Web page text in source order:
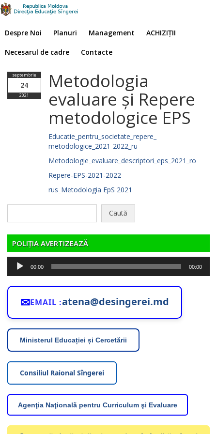
Despre Noi Planuri Management ACHIZIȚII
Necesarul de cadre Contacte
septembrie
24
2021
Metodologia
evaluare și Repere
metodologice EPS
Educatie_pentru_societate_repere_
metodologice_2021-2022_ru
Metodologie_evaluare_descriptori_eps_2021_ro
Repere-EPS-2021-2022
rus_Metodologia EpS 2021
POLIȚIA AVERTIZEAZĂ
Player
audio
00:00 00:00
✉EMAIL :atena@desingerei.md
Ministerul Educației și Cercetării
Consiliul Raional Sîngerei
Agenţia Naţională pentru Curriculum şi Evaluare